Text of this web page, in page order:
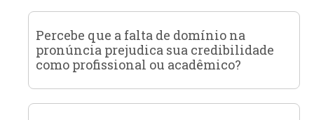
Percebe que a falta de domínio na
pronúncia prejudica sua credibilidade
como profissional ou acadêmico?